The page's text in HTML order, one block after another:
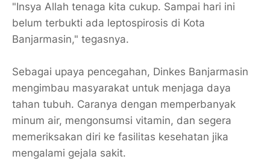
"Insya Allah tenaga kita cukup. Sampai hari ini
belum terbukti ada leptospirosis di Kota
Banjarmasin," tegasnya.
Sebagai upaya pencegahan, Dinkes Banjarmasin
mengimbau masyarakat untuk menjaga daya
tahan tubuh. Caranya dengan memperbanyak
minum air, mengonsumsi vitamin, dan segera
memeriksakan diri ke fasilitas kesehatan jika
mengalami gejala sakit.